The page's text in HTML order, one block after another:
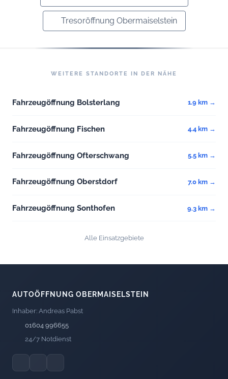
Tresoröffnung Obermaiselstein
WEITERE STANDORTE IN DER NÄHE
Fahrzeugöffnung Bolsterlang 1.9 km →
Fahrzeugöffnung Fischen 4.4 km →
Fahrzeugöffnung Ofterschwang 5.5 km →
Fahrzeugöffnung Oberstdorf 7.0 km →
Fahrzeugöffnung Sonthofen 9.3 km →
Alle Einsatzgebiete
AUTOÖFFNUNG OBERMAISELSTEIN
Inhaber: Andreas Pabst
01604 996655
24/7 Notdienst